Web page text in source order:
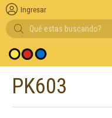
Búsqueda
de
productos
de pago
Ingresar
PK603